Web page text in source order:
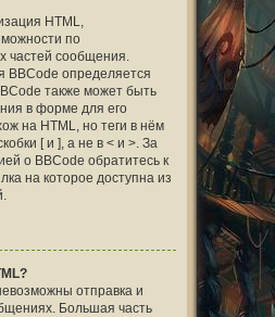
HTML,
по
частей сообщения.
BBCode определяется
также может быть
в форме для его
на HTML, но теги в нём
[ и ], а не в < и >. За
о BBCode обратитесь к
на которое доступна из
отправка и
Большая часть